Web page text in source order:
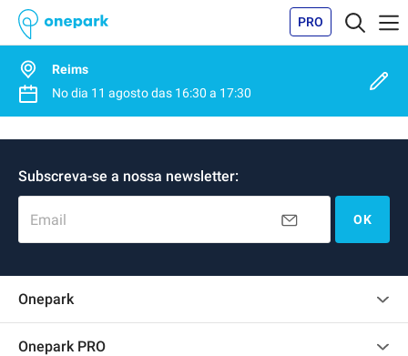
PRO
Reims
No dia 11 agostodas 16:30 a 17:30
Subscreva-se a nossa newsletter:
Email OK
Onepark
Onepark PRO